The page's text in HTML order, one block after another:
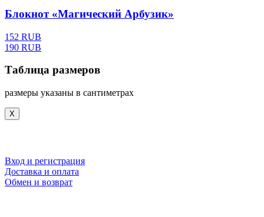
Блокнот «Магический Арбузик»
152 RUB
190 RUB
Таблица размеров
размеры указаны в сантиметрах
X
Вход и регистрация
Доставка и оплата
Обмен и возврат